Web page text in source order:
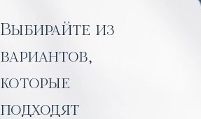
Выбирайте из
вариантов,
которые
подходят